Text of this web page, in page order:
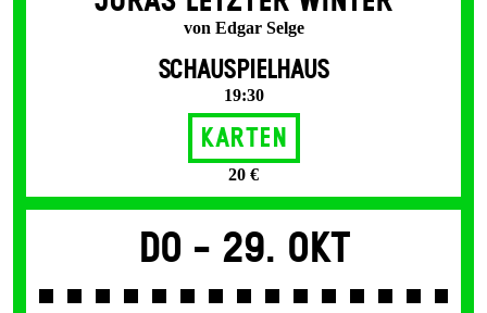
von Edgar Selge
SCHAUSPIELHAUS
19:30
Karten
20 €
Do - 29. Okt